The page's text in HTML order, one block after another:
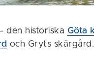
den historiska Göta
och Gryts skärgård.